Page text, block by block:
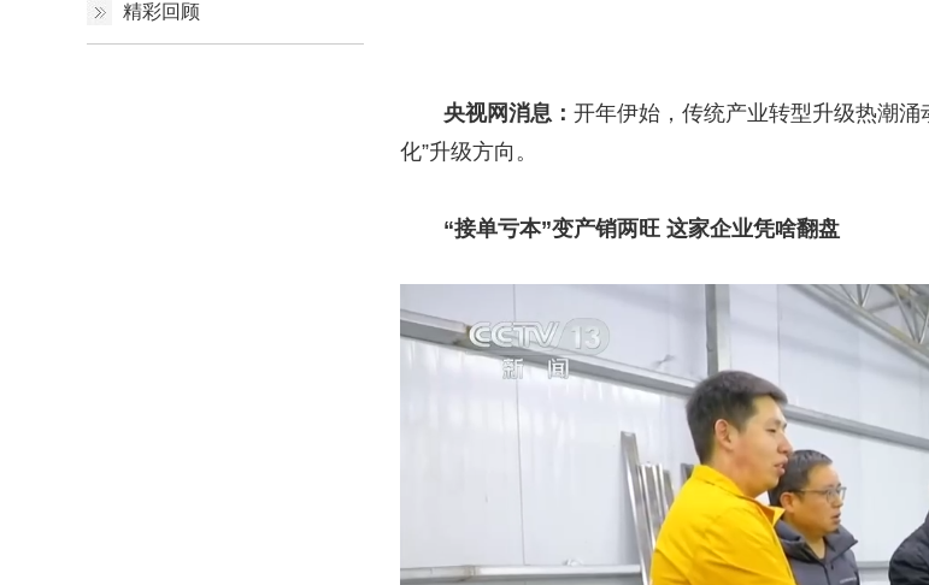
精彩回顾
央视网消息： 开年伊始，传统产业转型升级热潮涌
化”升级方向。
“接单亏本”变产销两旺 这家企业凭啥翻盘